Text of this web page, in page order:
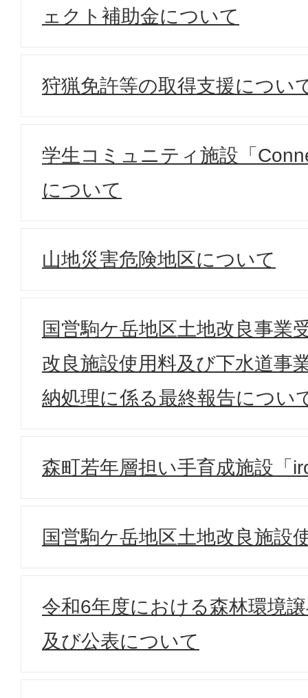
ェクト補助金について
狩猟免許等の取得支援につい
学生コミュニティ施設「
について
山地災害危険地区について
国営駒ケ岳地区土地改良事業
改良施設使用料及び下水道事
納処理に係る最終報告につい
森町若年層担い手育成施設「
国営駒ケ岳地区土地改良施設
令和6年度における森林環境
及び公表について